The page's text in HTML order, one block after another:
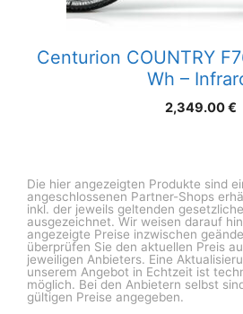
Centurion COUNTRY
Wh –
2,349.00€
Die hier angezeigten Produkte sind
angeschlossenen Partner-Shops
inkl. der jeweils geltenden
ausgezeichnet. Wir weisen darauf
angezeigte Preise inzwischen
überprüfen Sie den aktuellen Preis
jeweiligen Anbieters. Eine
unserem Angebot in Echtzeit ist
möglich. Bei den Anbietern selbst
gültigen Preise angegeben.